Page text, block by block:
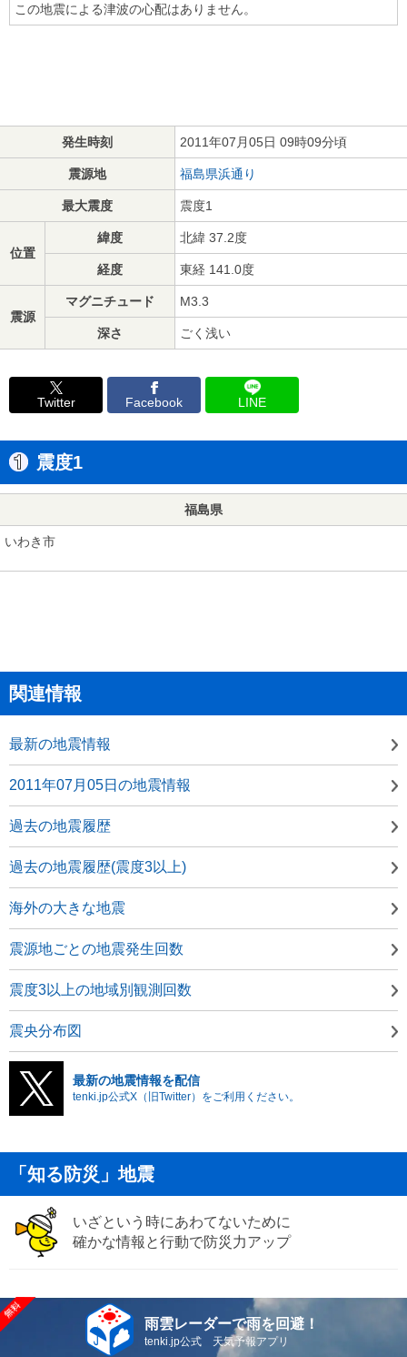
この地震による津波の心配はありません。
発生時刻 2011年07月05日 09時09分頃
震源地 福島県浜通り
最大震度 震度1
位置
緯度 北緯 37.2度
経度 東経 141.0度
震源
マグニチュード M3.3
深さ ごく浅い
Twitter Facebook LINE
震度1
福島県
いわき市
関連情報
最新の地震情報
2011年07月05日の地震情報
過去の地震履歴
過去の地震履歴(震度3以上)
海外の大きな地震
震源地ごとの地震発生回数
震度3以上の地域別観測回数
震央分布図
最新の地震情報を配信
tenki.jp公式X（旧Twitter）をご利用ください。
「知る防災」地震
いざという時にあわてないために
確かな情報と行動で防災力アップ
雨雲レーダーで雨を回避！
tenki.jp公式 天気予報アプリ